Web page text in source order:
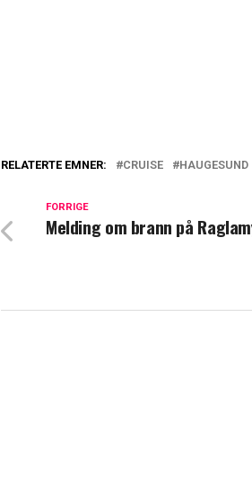
RELATERTE EMNER: CRUISE HAUGESUND
FORRIGE
Melding om brann på